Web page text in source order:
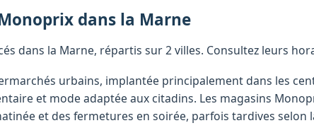
dans la Marne
dans la Marne, répartis sur 2 villes. Consultez leurs
urbains, implantée principalement dans les
et mode adaptée aux citadins. Les magasins
et des fermetures en soirée, parfois tardives